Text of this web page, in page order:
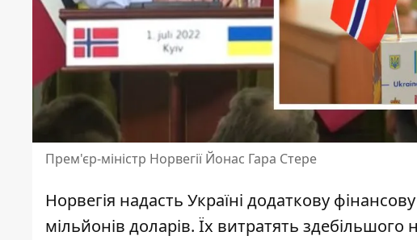
Прем'єр-міністр Норвегії Йонас Гара Стере
Норвегія надасть Україні додаткову
мільйонів доларів. Їх витратять